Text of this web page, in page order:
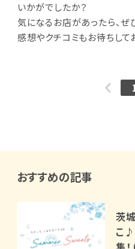
いかがでしたか？
気になるお店があったら、ぜ
感想やクチコミもお待ちして
おすすめの記事
茨
こ♪